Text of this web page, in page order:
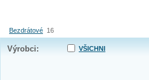
Bezdrátové 16
Výrobci: VŠICHNI